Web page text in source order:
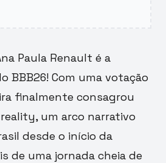
Paula Renault é a
BBB26! Com uma votação
finalmente consagrou
um arco narrativo
desde o início da
de uma jornada cheia de